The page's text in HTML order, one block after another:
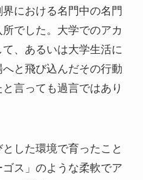
における名門中の名門
所でした。大学でのアカ
、あるいは大学生活に
と飛び込んだその行動
言っても過言ではあり
した環境で育ったこと
ス」のような柔軟でア